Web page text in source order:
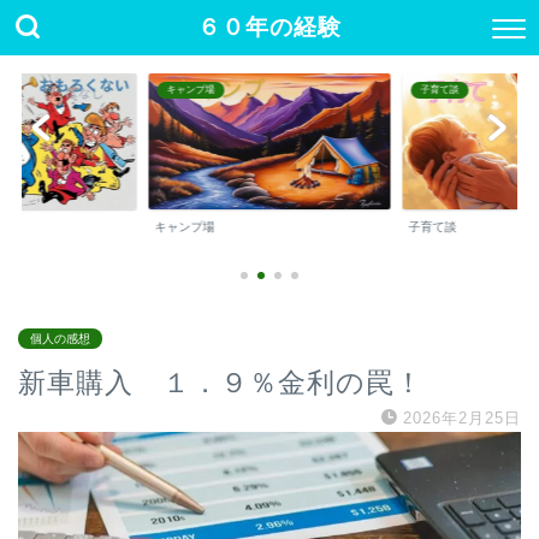
６０年の経験
キャンプ場
キャンプ場
子育て談
子育て談
個人の感想
新車購入 １．９％金利の罠！
2026年2月25日